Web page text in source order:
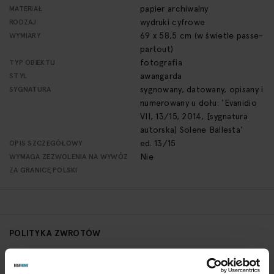
MATERIAŁ papier archiwalny
RODZAJ wydruki cyfrowe
WYMIARY
69 x 58,5 cm (w świetle passe-
partout)
TYP OBIEKTU fotografia
STYL awangarda
SYGNATURA
sygnowany, datowany, opisany i
numerowany u dołu: 'Evanidio
VII, 13/15, 2014, [sygnatura
autorska] Solene Ballesta'
OPIS SZCZEGÓŁOWY ed. 13/15
WYMAGA ZEZWOLENIA NA WYWÓZ
ZA GRANICĘ POLSKI
Nie
POLITYKA ZWROTÓW
dni od otrzymania przesyłki